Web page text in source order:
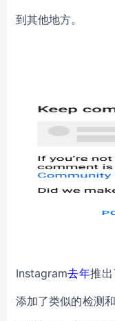
到其他地方。
Instagram去年推
添加了类似的检测